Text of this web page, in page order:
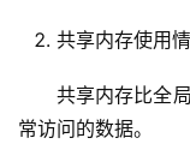
共享内存使用
共享内存比全
常访问的数据。